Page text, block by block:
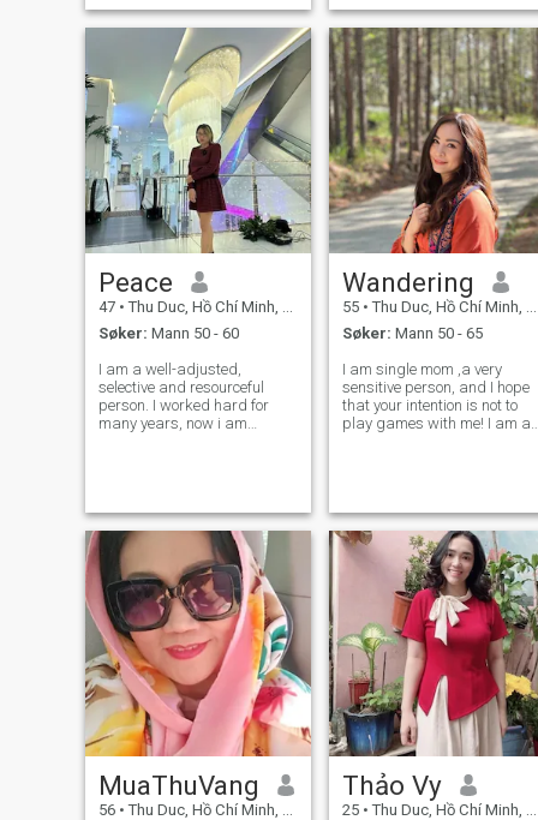
information about viet nam
happy. I would like to find out
great thi
Peace
47 • Thu Duc, Hồ Chí Minh, Vietnam
Søker: Mann 50 - 60
I am a well-adjusted,
selective and resourceful
person. I worked hard for
many years, now i am
food together every day.
Together b
Wandering
55 • Thu Duc, Hồ Chí Minh, Vietnam
Søker: Mann 50 - 65
I am single mom ,a very
sensitive person, and I hope
that your intention is not to
play games with me! I am a
city . I am looking for my life
MuaThuVang
56 • Thu Duc, Hồ Chí Minh, Vietnam
Thảo Vy
25 • Thu Duc, Hồ Chí Minh, Vietnam